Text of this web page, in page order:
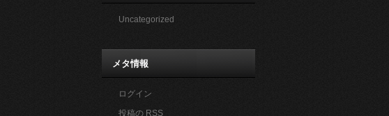
Uncategorized
メタ情報
ログイン
投稿の RSS